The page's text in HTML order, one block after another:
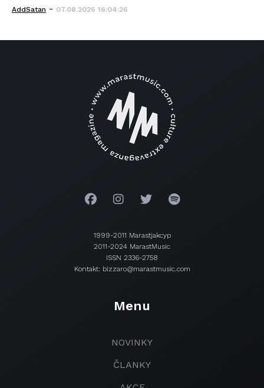
AddSatan - 07.08.2026 16:04:26
1999-2011 Marastjakcyp
2011-2024 MarastMusic
ISSN 2336-2758
Kontakt: bizzaro@marastmusic.com
Menu
NOVINKY
ČLANKY